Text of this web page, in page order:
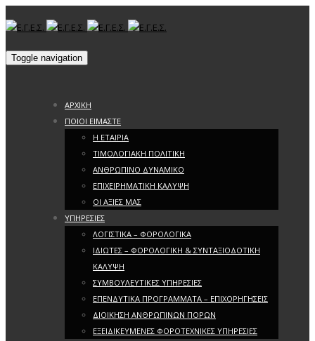
Toggle navigation
ΑΡΧΙΚΗ
ΠΟΙΟΙ ΕΙΜΑΣΤΕ
Η ΕΤΑΙΡΙΑ
ΤΙΜΟΛΟΓΙΑΚΗ ΠΟΛΙΤΙΚΗ
ΑΝΘΡΩΠΙΝΟ ΔΥΝΑΜΙΚΟ
ΕΠΙΧΕΙΡΗΜΑΤΙΚΗ ΚΑΛΥΨΗ
ΟΙ ΑΞΙΕΣ ΜΑΣ
ΥΠΗΡΕΣΙΕΣ
ΛΟΓΙΣΤΙΚΑ – ΦΟΡΟΛΟΓΙΚΑ
ΙΔΙΩΤΕΣ – ΦΟΡΟΛΟΓΙΚΗ & ΣΥΝΤΑΞΙΟΔΟΤΙΚΗ
ΚΑΛΥΨΗ
ΣΥΜΒΟΥΛΕΥΤΙΚΕΣ ΥΠΗΡΕΣΙΕΣ
ΕΠΕΝΔΥΤΙΚΑ ΠΡΟΓΡΑΜΜΑΤΑ – ΕΠΙΧΟΡΗΓΗΣΕΙΣ
ΔΙΟΙΚΗΣΗ ΑΝΘΡΩΠΙΝΩΝ ΠΟΡΩΝ
ΕΞΕΙΔΙΚΕΥΜΕΝΕΣ ΦΟΡΟΤΕΧΝΙΚΕΣ ΥΠΗΡΕΣΙΕΣ